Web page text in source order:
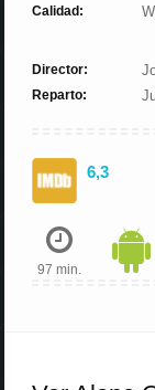
Calidad:
Director:
Reparto:
6,3
97 min.